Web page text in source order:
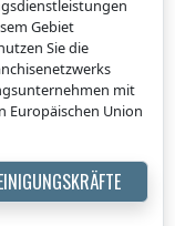
Gebiet
Sie die
mit
Europäischen Union